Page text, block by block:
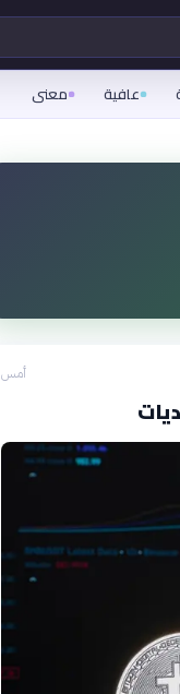
عافية معنى
أمس